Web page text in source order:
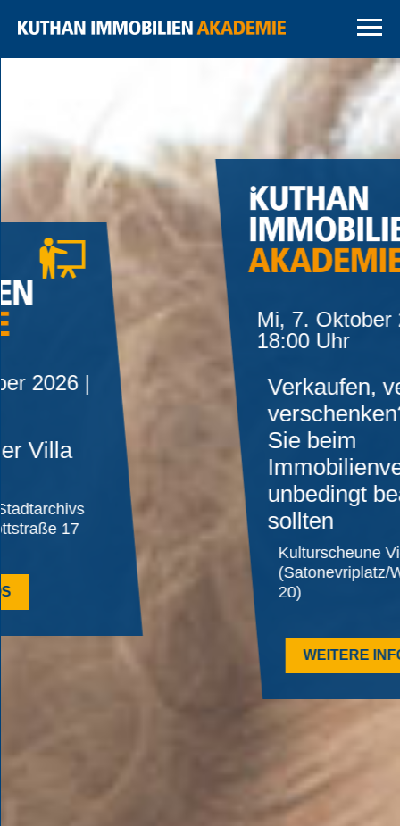
Mi, 7. Oktober 2026 |
18:00 Uhr
Verkaufen, vererben,
verschenken? Was
Sie beim
Immobilienverkauf
unbedingt beachten
sollten
Kulturscheune Viernheim
(Satonevriplatz/Wasserstraße